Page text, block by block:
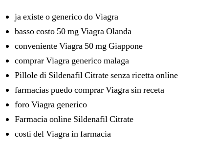
ja existe o generico do Viagra
basso costo 50 mg Viagra Olanda
conveniente Viagra 50 mg Giappone
comprar Viagra generico malaga
Pillole di Sildenafil Citrate senza ricetta online
farmacias puedo comprar Viagra sin receta
foro Viagra generico
Farmacia online Sildenafil Citrate
costi del Viagra in farmacia